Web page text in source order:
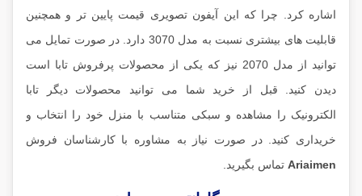
اشاره کرد. چرا که این آیفون تصویری قیمت پایین تر و همچنین
قابلیت های بیشتری نسبت به مدل 3070 دارد. در صورت تمایل می
توانید از مدل 2070 نیز که یکی از محصولات پرفروش تابا است
دیدن کنید. قبل از خرید شما می توانید محصولات دیگر تابا
الکترونیک را مشاهده و سبکی متناسب با منزل خود را انتخاب و
خریداری کنید. در صورت نیاز به مشاوره با کارشناسان فروش
Ariaimen تماس بگیرید.